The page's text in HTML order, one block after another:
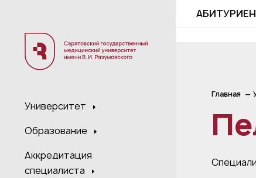
Университет
Образование
Аккредитация
специалиста
Главная